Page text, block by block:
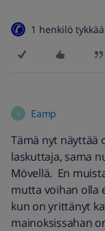
1 henkilö
E Eamp
Tämä nyt näyttää
laskuttaja, sama
Mövellä. En
mutta voihan olla
kun on yrittänyt
mainoksissahan